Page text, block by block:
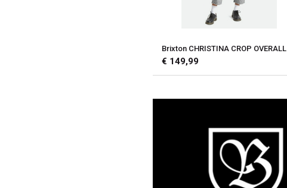
Brixton CHRISTINA CROP OVERALL
€ 149,99